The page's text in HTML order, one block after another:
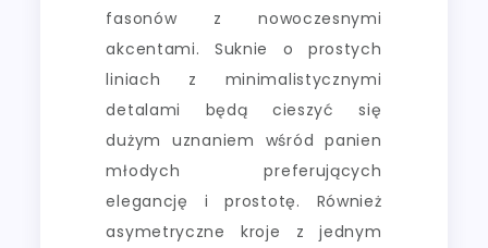
fasonów z nowoczesnymi
akcentami. Suknie o prostych
liniach z minimalistycznymi
detalami będą cieszyć się
dużym uznaniem wśród panien
młodych preferujących
elegancję i prostotę. Również
asymetryczne kroje z jednym